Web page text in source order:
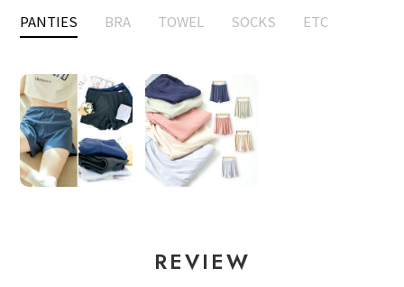
PANTIES BRA TOWEL SOCKS ETC
REVIEW